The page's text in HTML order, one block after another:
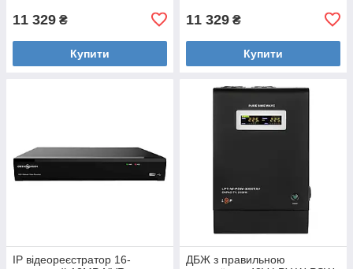
11 329 ₴
Купити
11 329 ₴
Купити
IP відеореєстратор 16-
ДБЖ з правильною